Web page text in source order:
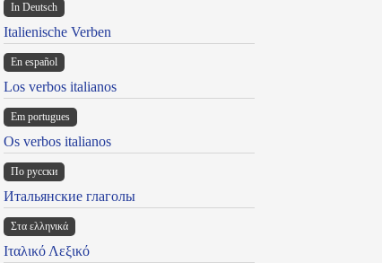
In Deutsch
Italienische Verben
En español
Los verbos italianos
Em portugues
Os verbos italianos
По русски
Итальянские глаголы
Στα ελληνικά
Ιταλικό Λεξικό